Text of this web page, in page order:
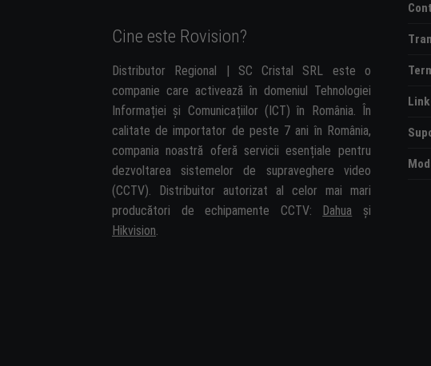
Cine este Rovision?
Distributor Regional | SC Cristal SRL este o
companie care activează în domeniul Tehnologiei
Informației și Comunicațiilor (ICT) în România. În
calitate de importator de peste 7 ani în România,
compania noastră oferă servicii esențiale pentru
dezvoltarea sistemelor de supraveghere video
(CCTV). Distribuitor autorizat al celor mai mari
producători de echipamente CCTV: Dahua și
Hikvision.